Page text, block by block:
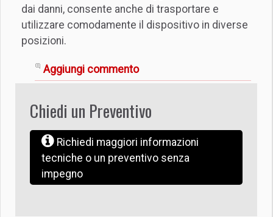
dai danni, consente anche di trasportare e
utilizzare comodamente il dispositivo in diverse
posizioni.
Aggiungi commento
Chiedi un Preventivo
Richiedi maggiori informazioni
tecniche o un preventivo senza
impegno